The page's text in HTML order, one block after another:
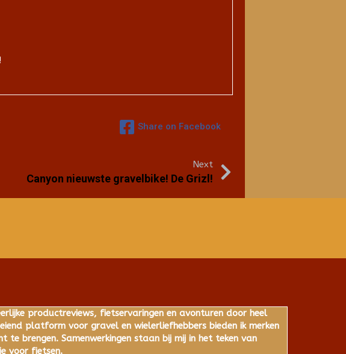
Share on Facebook
Next
Canyon nieuwste gravelbike! De Grizl!
productreviews, fietservaringen en avonturen door heel
platform voor gravel en wielerliefhebbers bieden ik merken
te brengen. Samenwerkingen staan bij mij in het teken van
voor fietsen.